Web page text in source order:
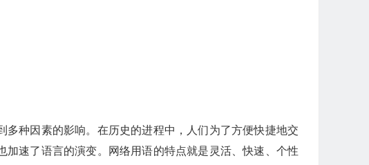
多种因素的影响。在历史的进程中，人们为了方便快捷地交
加速了语言的演变。网络用语的特点就是灵活、快速、个性